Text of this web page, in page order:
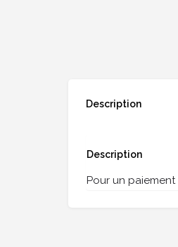
Description
Description
Pour un paiement